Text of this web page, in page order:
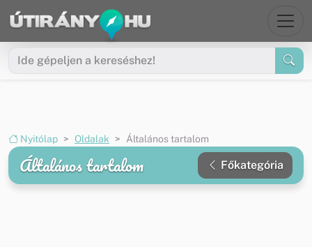
Ugrás a menüre
Ugrás a tartalomra
Nyitólap Oldalak Általános tartalom
Általános tartalom Főkategória